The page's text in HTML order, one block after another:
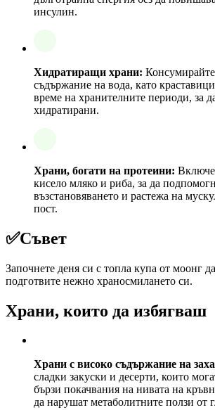
инсулин.
Хидратиращи храни:
съдържание на вода, като
време на хранителните периоди, за
хидратирани.
Храни, богати на протеини:
кисело мляко и риба, за да
възстановяването и растежа на
пост.
✅Съвет
Започнете деня си с топла купа от моонг
подготвите нежно храносмилането си.
Храни, които да избягваш
Храни с високо съдържание на
сладки закуски и десерти, които
бързи покачвания на нивата на
да нарушат метаболитните ползи от